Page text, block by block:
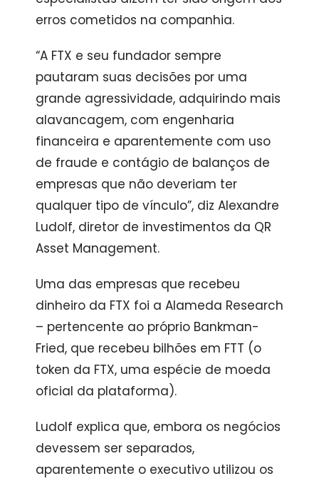
erros cometidos na companhia.
“A FTX e seu fundador sempre
pautaram suas decisões por uma
grande agressividade, adquirindo mais
alavancagem, com engenharia
financeira e aparentemente com uso
de fraude e contágio de balanços de
empresas que não deveriam ter
qualquer tipo de vínculo”, diz Alexandre
Ludolf, diretor de investimentos da QR
Asset Management.
Uma das empresas que recebeu
dinheiro da FTX foi a Alameda Research
– pertencente ao próprio Bankman-
Fried, que recebeu bilhões em FTT (o
token da FTX, uma espécie de moeda
oficial da plataforma).
Ludolf explica que, embora os negócios
devessem ser separados,
aparentemente o executivo utilizou os